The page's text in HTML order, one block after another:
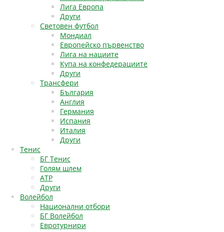
Лига Европа
Други
Световен футбол
Мондиал
Европейско първенство
Лига на нациите
Купа на конфедерациите
Други
Трансфери
България
Англия
Германия
Испания
Италия
Други
Тенис
БГ Тенис
Голям шлем
АТР
Други
Волейбол
Национални отбори
БГ Волейбол
Евротурнири